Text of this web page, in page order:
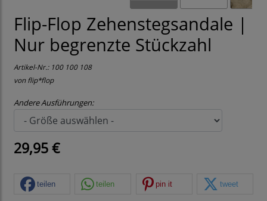
Flip-Flop Zehenstegsandale |
Nur begrenzte Stückzahl
Artikel-Nr.: 100 100 108
von flip*flop
Andere Ausführungen:
29,95 €
teilen teilen pin it tweet